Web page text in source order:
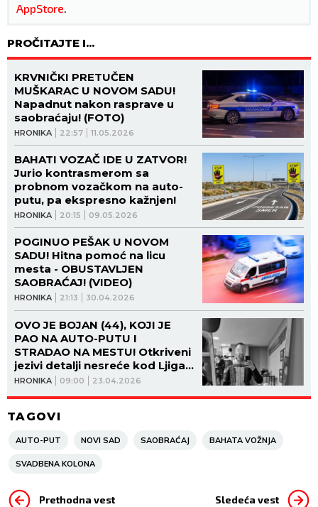
AppStore.
PROČITAJTE I...
HRONIKA 22:57 11.05.2026
KRVNIČKI PRETUČEN
MUŠKARAC U NOVOM SADU!
Napadnut nakon rasprave u
saobraćaju! (FOTO)
HRONIKA 20:15 09.05.2026
BAHATI VOZAČ IDE U ZATVOR!
Jurio kontrasmerom sa
probnom vozačkom na auto-
putu, pa ekspresno kažnjen!
HRONIKA 21:13 30.04.2026
POGINUO PEŠAK U NOVOM
SADU! Hitna pomoć na licu
mesta - OBUSTAVLJEN
SAOBRAĆAJ! (VIDEO)
HRONIKA 09:00 23.04.2026
OVO JE BOJAN (44), KOJI JE
PAO NA AUTO-PUTU I
STRADAO NA MESTU! Otkriveni
jezivi detalji nesreće kod Ljiga:
Vozio je prebrzo, preticao
TAGOVI
AUTO-PUT NOVI SAD SAOBRAĆAJ BAHATA VOŽNJA
SVADBENA KOLONA
Prethodna vest Sledeća vest